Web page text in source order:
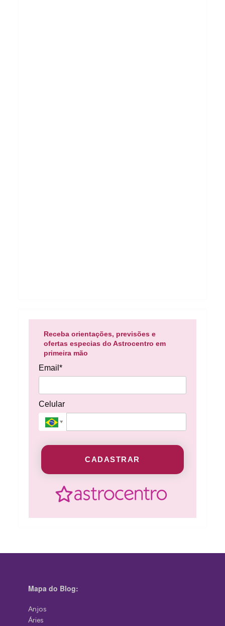
Receba orientações, previsões e
ofertas especias do Astrocentro em
primeira mão
Email*
Celular
CADASTRAR
Mapa do Blog:
Anjos
Áries